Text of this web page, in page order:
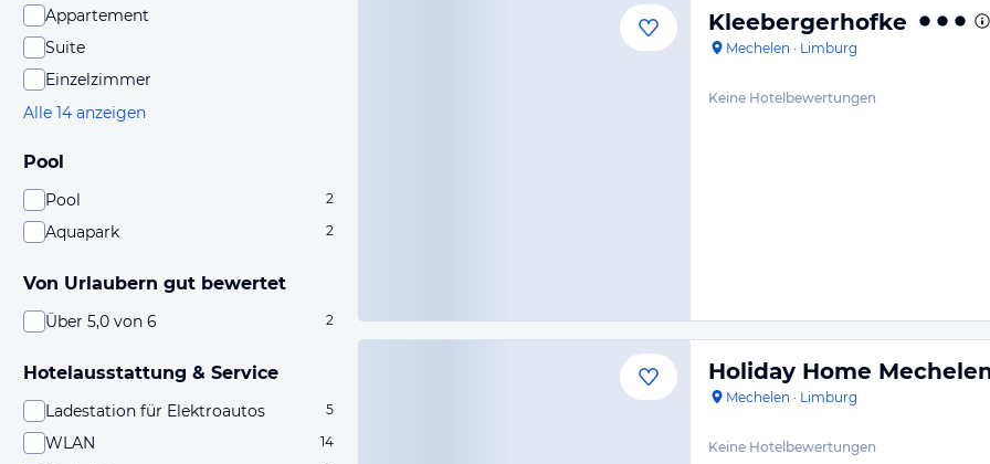
Appartement
Suite
Einzelzimmer
Alle 14 anzeigen
Pool
Pool 2
Aquapark 2
Von Urlaubern gut bewertet
Über 5,0 von 6 2
Hotelausstattung & Service
Ladestation für Elektroautos 5
WLAN 14
Kleebergerhofke
Mechelen · Limburg
Keine Hotelbewertungen
Holiday Home
Mechelen · Limburg
Keine Hotelbewertungen